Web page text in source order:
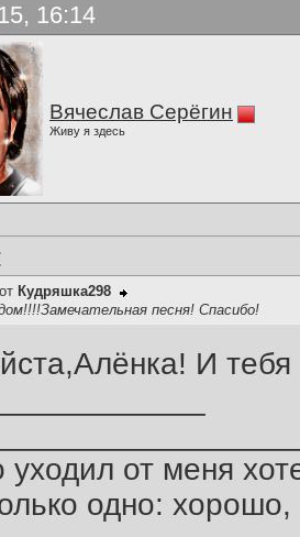
16:14
Вячеслав Серёгин
Живу я здесь
Кудряшка298
песня! Спасибо!
И
уходил от меня
одно: